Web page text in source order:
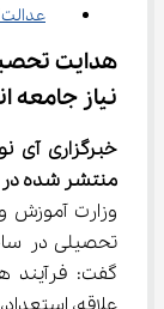
هدایت
نیاز جامعه
خبرگزاری آی
منتشر شده در 18 خرداد ماه
وزارت آموزش
گفت: فرآیند